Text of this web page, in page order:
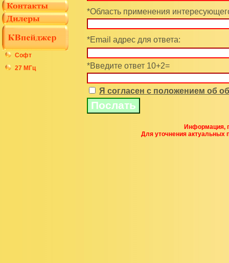
Софт
27 МГц
*Область применения
*Email адрес для ответа:
*Введите ответ 10+2=
Я согласен с положением об
Информация,
Для уточнения актуальных